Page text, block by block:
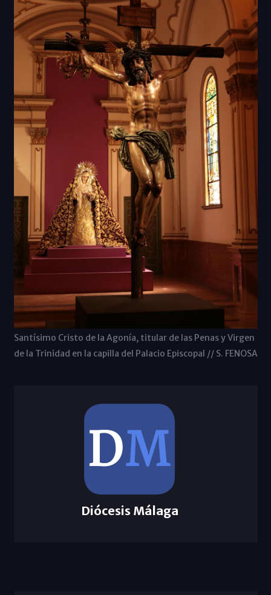
Santísimo Cristo de la Agonía, titular de las Penas y Virgen
de la Trinidad en la capilla del Palacio Episcopal // S. FENOSA
Diócesis Málaga